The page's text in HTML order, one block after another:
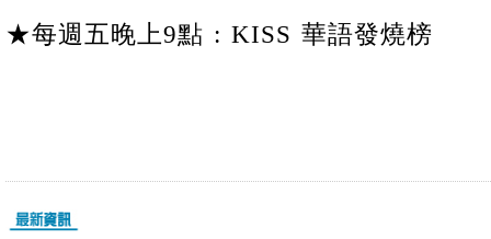
★每週五晚上9點 : KISS 華語發燒榜